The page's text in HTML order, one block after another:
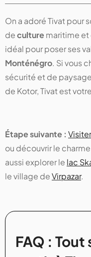
On a adoré Tivat pour
deculturemaritime
idéal pour poser ses
Monténégro. Si vous
sécurité et de
de Kotor, Tivat est
Étape suivante :
ou découvrir le
aussi explorer le lac
le village deVirpazar.
FAQ :